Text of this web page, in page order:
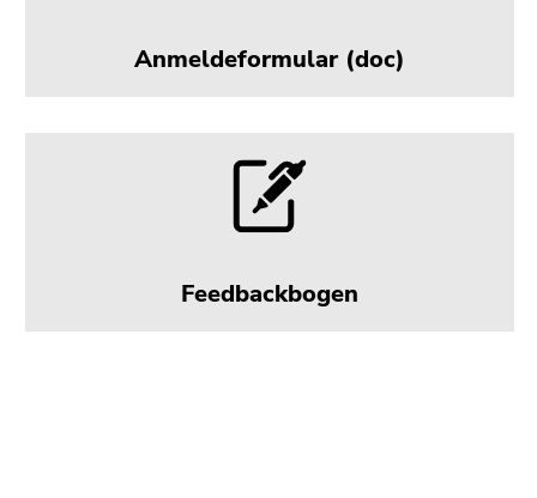
Anmeldeformular (doc)
Feedbackbogen